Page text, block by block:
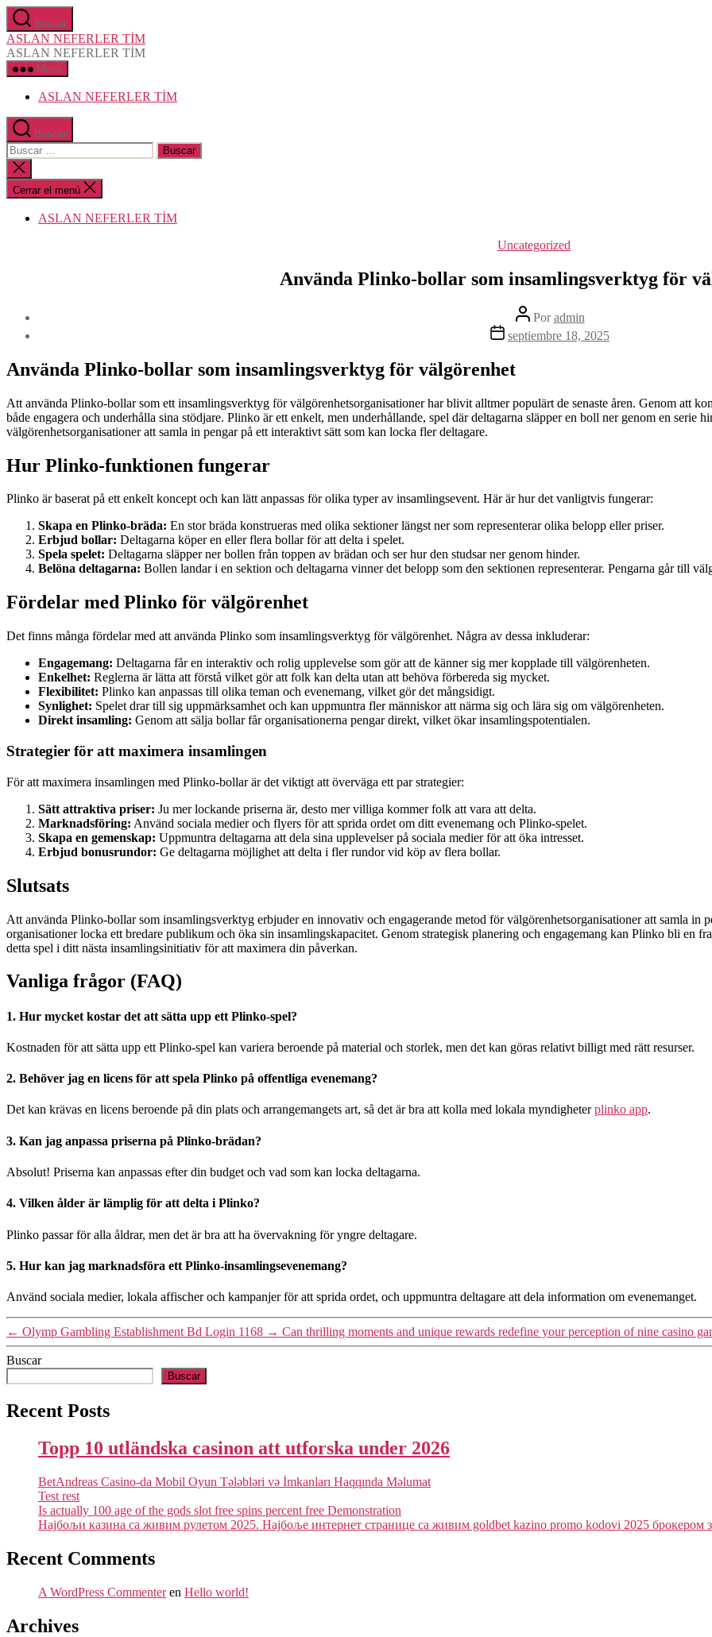
Saltar
al
contenido
Buscar
ASLAN NEFERLER TİM
ASLAN NEFERLER TİM
Menú
ASLAN NEFERLER TİM
Buscar
Buscar:
Cerrar
la
búsqueda
Cerrar el menú
ASLAN NEFERLER TİM
Categorías
Uncategorized
Använda Plinko-bollar som insamlingsverktyg för
Autor
de
la
Poradmin
Fecha
la
entrada
septiembre 18, 2025
Använda Plinko-bollar som insamlingsverktyg för välgörenhet
Att använda Plinko-bollar som ett insamlingsverktyg för välgörenhetsorganisationer har blivit alltmer populärt de senaste åren. Genom att
både engagera och underhålla sina stödjare. Plinko är ett enkelt, men underhållande, spel där deltagarna släpper en boll ner genom en
välgörenhetsorganisationer att samla in pengar på ett interaktivt sätt som kan locka fler deltagare.
Hur Plinko-funktionen fungerar
Plinko är baserat på ett enkelt koncept och kan lätt anpassas för olika typer av insamlingsevent. Här är hur det vanligtvis fungerar:
Skapa en Plinko-bräda: En stor bräda konstrueras med olika sektioner längst ner som representerar olika belopp eller priser.
Erbjud bollar: Deltagarna köper en eller flera bollar för att delta i spelet.
Spela spelet: Deltagarna släpper ner bollen från toppen av brädan och ser hur den studsar ner genom hinder.
Belöna deltagarna: Bollen landar i en sektion och deltagarna vinner det belopp som den sektionen representerar. Pengarna går till
Fördelar med Plinko för välgörenhet
Det finns många fördelar med att använda Plinko som insamlingsverktyg för välgörenhet. Några av dessa inkluderar:
Engagemang: Deltagarna får en interaktiv och rolig upplevelse som gör att de känner sig mer kopplade till välgörenheten.
Enkelhet: Reglerna är lätta att förstå vilket gör att folk kan delta utan att behöva förbereda sig mycket.
Flexibilitet: Plinko kan anpassas till olika teman och evenemang, vilket gör det mångsidigt.
Synlighet: Spelet drar till sig uppmärksamhet och kan uppmuntra fler människor att närma sig och lära sig om välgörenheten.
Direkt insamling: Genom att sälja bollar får organisationerna pengar direkt, vilket ökar insamlingspotentialen.
Strategier för att maximera insamlingen
För att maximera insamlingen med Plinko-bollar är det viktigt att överväga ett par strategier:
Sätt attraktiva priser: Ju mer lockande priserna är, desto mer villiga kommer folk att vara att delta.
Marknadsföring: Använd sociala medier och flyers för att sprida ordet om ditt evenemang och Plinko-spelet.
Skapa en gemenskap: Uppmuntra deltagarna att dela sina upplevelser på sociala medier för att öka intresset.
Erbjud bonusrundor: Ge deltagarna möjlighet att delta i fler rundor vid köp av flera bollar.
Slutsats
Att använda Plinko-bollar som insamlingsverktyg erbjuder en innovativ och engagerande metod för välgörenhetsorganisationer att samla in
organisationer locka ett bredare publikum och öka sin insamlingskapacitet. Genom strategisk planering och engagemang kan Plinko bli en
detta spel i ditt nästa insamlingsinitiativ för att maximera din påverkan.
Vanliga frågor (FAQ)
1. Hur mycket kostar det att sätta upp ett Plinko-spel?
Kostnaden för att sätta upp ett Plinko-spel kan variera beroende på material och storlek, men det kan göras relativt billigt med rätt resurser.
2. Behöver jag en licens för att spela Plinko på offentliga evenemang?
Det kan krävas en licens beroende på din plats och arrangemangets art, så det är bra att kolla med lokala myndigheterplinko app.
3. Kan jag anpassa priserna på Plinko-brädan?
Absolut! Priserna kan anpassas efter din budget och vad som kan locka deltagarna.
4. Vilken ålder är lämplig för att delta i Plinko?
Plinko passar för alla åldrar, men det är bra att ha övervakning för yngre deltagare.
5. Hur kan jag marknadsföra ett Plinko-insamlingsevenemang?
Använd sociala medier, lokala affischer och kampanjer för att sprida ordet, och uppmuntra deltagare att dela information om evenemanget.
← Olymp Gambling Establishment Bd Login 1168 → Can thrilling moments and unique rewards redefine your perception of nine casino
Buscar
Buscar
Recent Posts
Topp 10 utländska casinon att utforska under 2026
BetAndreas Casino-da Mobil Oyun Tələbləri və İmkanları Haqqında Məlumat
Test rest
Is actually 100 age of the gods slot free spins percent free Demonstration
Најбољи казина са живим рулетом 2025. Најбоље интернет странице са живим goldbet kazino promo kodovi 2025 брокером
Recent Comments
A WordPress Commenteren Hello world!
Archives